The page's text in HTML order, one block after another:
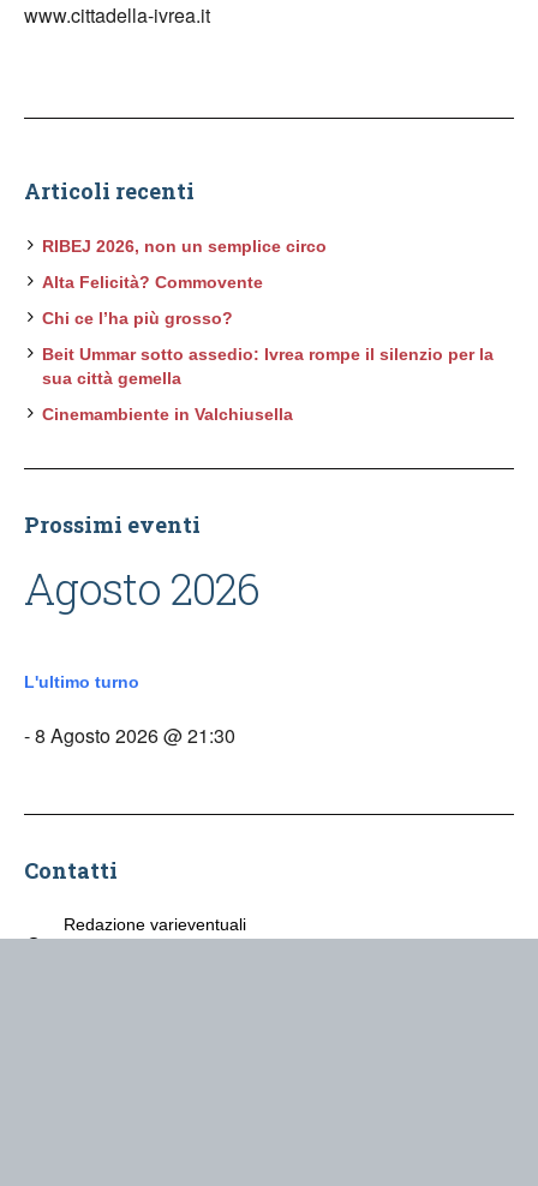
www.cittadella-ivrea.it
Articoli recenti
RIBEJ 2026, non un semplice circo
Alta Felicità? Commovente
Chi ce l’ha più grosso?
Beit Ummar sotto assedio: Ivrea rompe il silenzio per la
sua città gemella
Cinemambiente in Valchiusella
Prossimi eventi
Agosto 2026
L'ultimo turno
- 8 Agosto 2026 @ 21:30
Contatti
Redazione varieventuali